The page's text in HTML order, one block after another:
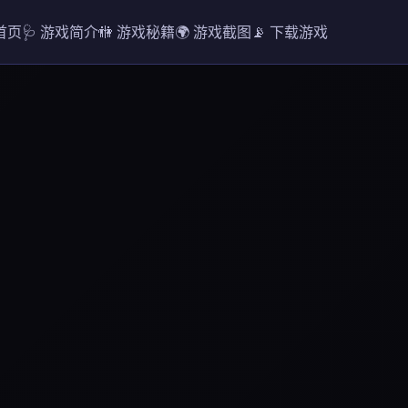
页🩺 游戏简介🚻 游戏秘籍🌍 游戏截图📡 下载游戏